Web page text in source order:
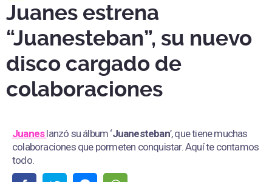
Juanes estrena
“Juanesteban”, su nuevo
disco cargado de
colaboraciones
Juaneslanzó su álbum ‘Juanesteban’, que tiene muchas
colaboraciones que pormeten conquistar. Aquí te contamos
todo.